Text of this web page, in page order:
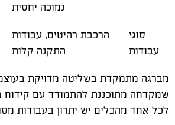
נמוכה יחסית
סוגי
עבודות
הרכבת רהיטים, עבודות
התקנה קלות
מברגה מתמקדת בשליטה מדויקת
שמקדחה מתוכננת להתמודד עם קידוח
לכל אחד מהכלים יש יתרון בעבודות